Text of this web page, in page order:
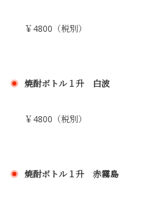
￥4800（税別）
焼酎ボトル１升 白波
￥4800（税別）
焼酎ボトル１升 赤霧島